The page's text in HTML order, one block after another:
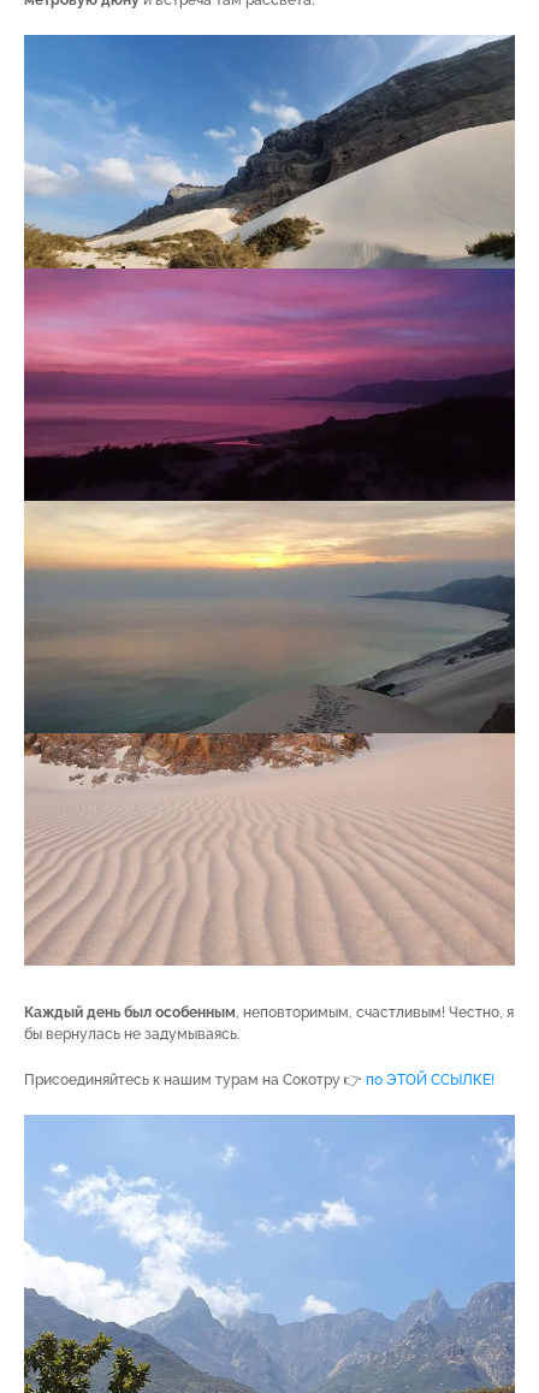
Каждый день был особенным, неповторимым, счастливым! Честно, я
бы вернулась не задумываясь.
Присоединяйтесь к нашим турам на Сокотру 👉 по ЭТОЙ ССЫЛКЕ!